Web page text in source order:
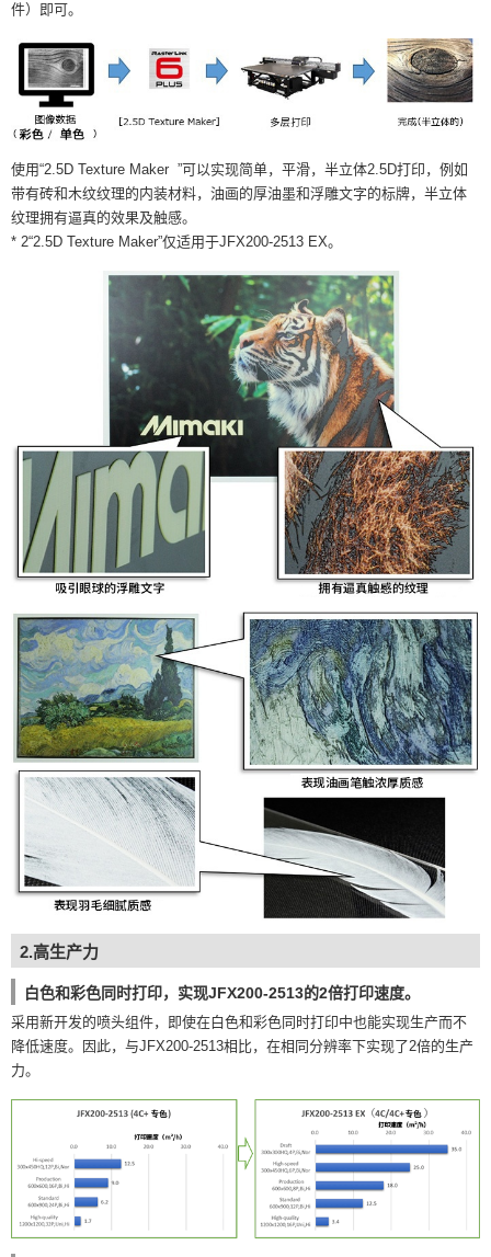
件）即可。
使用“2.5D Texture Maker ”可以实现简单，平滑，半立体2.5D打印，例如
带有砖和木纹纹理的内装材料，油画的厚油墨和浮雕文字的标牌，半立体
纹理拥有逼真的效果及触感。
* 2“2.5D Texture Maker”仅适用于JFX200-2513 EX。
2.高生产力
白色和彩色同时打印，实现JFX200-2513的2倍打印速度。
采用新开发的喷头组件，即使在白色和彩色同时打印中也能实现生产而不
降低速度。因此，与JFX200-2513相比，在相同分辨率下实现了2倍的生产
力。